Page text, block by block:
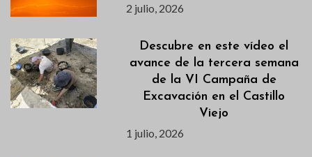
2 julio, 2026
Descubre en este vídeo el
avance de la tercera semana
de la VI Campaña de
Excavación en el Castillo
Viejo
1 julio, 2026